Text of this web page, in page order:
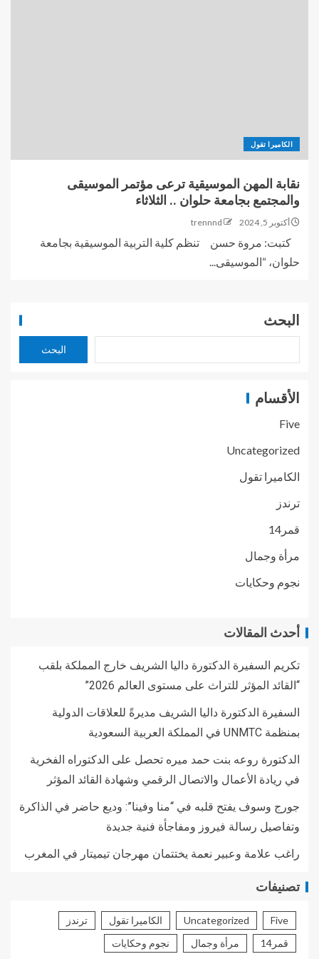
الكاميرا تقول
نقابة المهن الموسيقية ترعى مؤتمر الموسيقى
والمجتمع بجامعة حلوان .. الثلاثاء
أكتوبر 5, 2024 trennnd
كتبت: مروة حسن تنظم كلية التربية الموسيقية بجامعة
حلوان، “الموسيقى...
البحث
البحث
الأقسام
Five
Uncategorized
الكاميرا تقول
ترندز
قمر14
مرأة وجمال
نجوم وحكايات
أحدث المقالات
تكريم السفيرة الدكتورة داليا الشريف خارج المملكة بلقب
“القائد المؤثر للتراث على مستوى العالم 2026”
السفيرة الدكتورة داليا الشريف مديرةً للعلاقات الدولية
بمنظمة UNMTC في المملكة العربية السعودية
الدكتورة روعه بنت حمد ميره تحصل على الدكتوراه الفخرية
في ريادة الأعمال والاتصال الرقمي وشهادة القائد المؤثر
جورج وسوف يفتح قلبه في “منا وفينا”: وديع حاضر في الذاكرة
وتفاصيل رسالة فيروز ومفاجأة فنية جديدة
راغب علامة وعبير نعمة يختتمان مهرجان تيميتار في المغرب
تصنيفات
Five
Uncategorized الكاميرا تقول
ترندز
قمر14
مرأة وجمال نجوم وحكايات